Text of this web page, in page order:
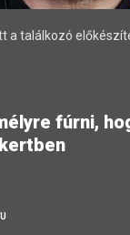
a találkozó
fúrni,